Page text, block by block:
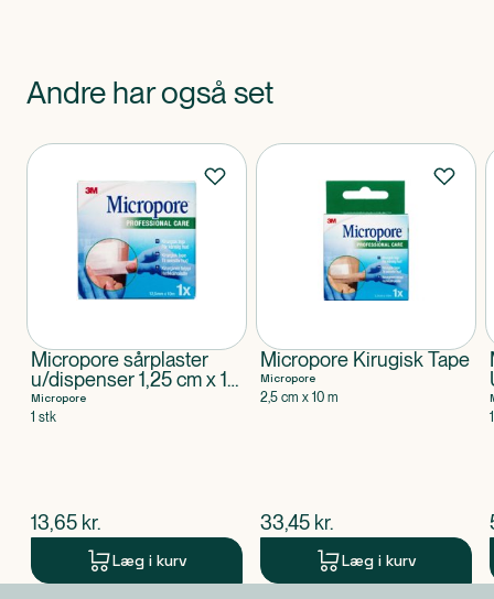
Andre har også set
Produkter
Micropore sårplaster
u/dispenser 1,25 cm x 10
m
Micropore
1 stk
$nuværende pris
13,65 kr.
Læg i kurv
Micropore Kirugisk Tape
Micropore
2,5 cm x 10 m
$nuværende pris
33,45 kr.
Læg i kurv